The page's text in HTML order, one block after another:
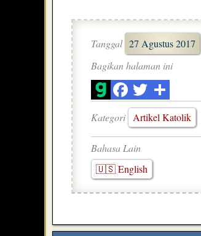
Tanggal 27 Agustus 2017
Bagikan halaman ini
Kategori Artikel Katolik
Bahasa Lain
🇺🇸 English